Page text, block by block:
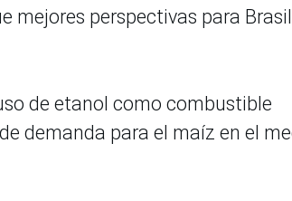
mejores perspectivas para
de etanol como combustible
demanda para el maíz en el